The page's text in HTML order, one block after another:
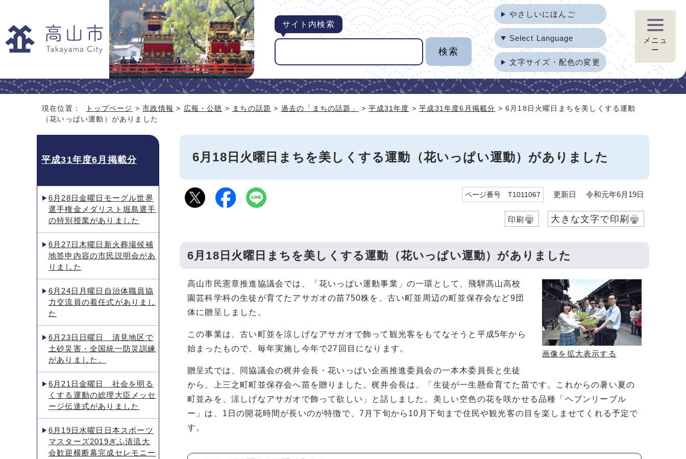
サイト内検索
やさしいにほんご
Select Language
文字サイズ・配色の変更
メニュ
ー
現在位置： トップページ >市政情報 > 広報・公聴 > まちの話題 > 過去の「まちの話題」 >平成31年度 >平成31年度6月掲載分 > 6月18日火曜日まちを美しくする運動
（花いっぱい運動）がありました
6月18日火曜日まちを美しくする運動（花いっぱい運動）がありました
ページ番号 T1011067 更新日 令和元年6月19日
印刷 大きな文字で印刷
6月18日火曜日まちを美しくする運動（花いっぱい運動）がありました
画像を拡大表示する
高山市民憲章推進協議会では、「花いっぱい運動事業」の一環として、飛騨高山高校
園芸科学科の生徒が育てたアサガオの苗750株を、古い町並周辺の町並保存会など9団
体に贈呈しました。
この事業は、古い町並を涼しげなアサガオで飾って観光客をもてなそうと平成5年から
始まったもので、毎年実施し今年で27回目になります。
贈呈式では、同協議会の梶井会長・花いっぱい企画推進委員会の一本木委員長と生徒
から、上三之町町並保存会へ苗を贈りました。梶井会長は、「生徒が一生懸命育てた苗です。これからの暑い夏の
町並みを、涼しげなアサガオで飾って欲しい」と話しました。美しい空色の花を咲かせる品種「ヘブンリーブル
ー」は、1日の開花時間が長いのが特徴で、7月下旬から10月下旬まで住民や観光客の目を楽しませてくれる予定で
す。
平成31年度6月掲載分
6月28日金曜日モーグル世界
選手権金メダリスト堀島選手
の特別授業がありました
6月27日木曜日新火葬場候補
地答申内容の市民説明会があ
りました
6月24日月曜日自治体職員協
力交流員の着任式がありまし
た
6月23日日曜日 清見地区で
土砂災害・全国統一防災訓練
がありました。
6月21日金曜日 社会を明る
くする運動の総理大臣メッセ
ージ伝達式がありました
6月19日水曜日日本スポーツ
マスターズ2019ぎふ清流大
会歓迎横断幕完成セレモニー